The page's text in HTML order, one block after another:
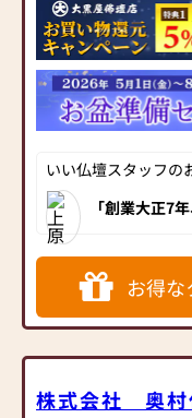
★仏事コーディネー
格のスタッフが丁寧
内いたします。小さ
もお気軽にご相談く
い。
開する新聞広告でも
みの大型店です。
伝統的な金仏壇や黒
から、現代的な雰囲気
具調仏壇(モダン仏壇)
種多彩な商品ライン
想いに合ったお仏壇
知識豊富なスタッフ
ます。
いい仏壇スタッフの
「創業大正7
で豊富な品揃
分、駐車場も
お得
株式会社 奥村